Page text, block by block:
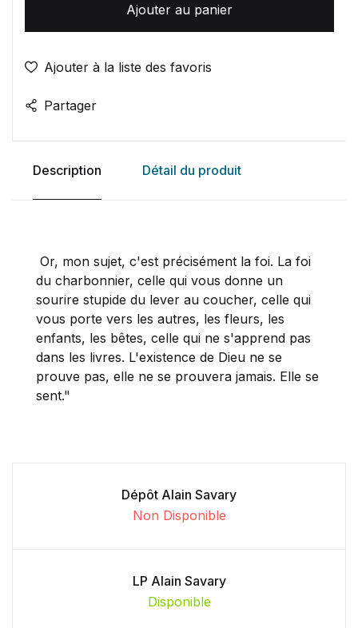
Ajouter au panier
Ajouter à la liste des favoris
Partager
Description Détail du produit
Or, mon sujet, c'est précisément la foi. La foi
du charbonnier, celle qui vous donne un
sourire stupide du lever au coucher, celle qui
vous porte vers les autres, les fleurs, les
enfants, les bêtes, celle qui ne s'apprend pas
dans les livres. L'existence de Dieu ne se
prouve pas, elle ne se prouvera jamais. Elle se
sent."
Dépôt Alain Savary
Non Disponible
LP Alain Savary
Disponible